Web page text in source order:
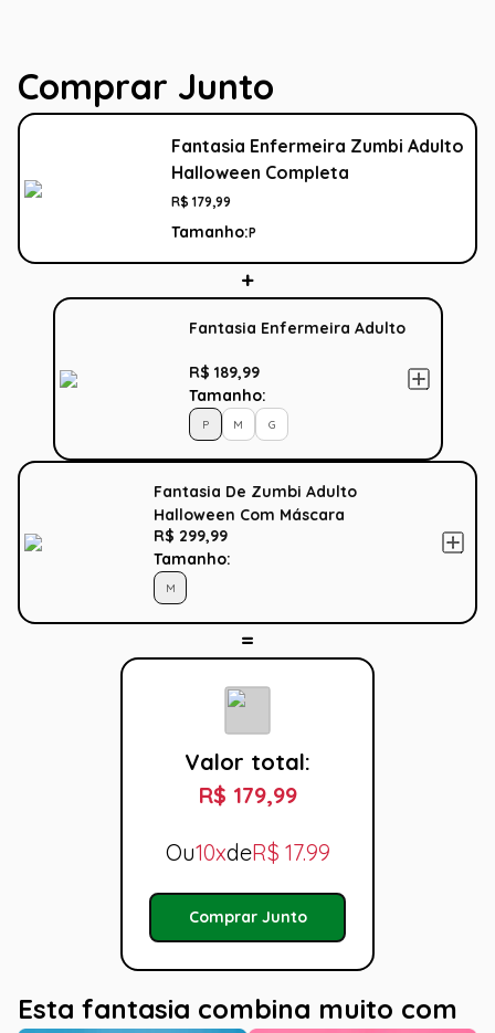
Comprar Junto
Fantasia Enfermeira Zumbi Adulto
Halloween Completa
R$ 179,99
Tamanho:P
Fantasia Enfermeira Adulto
R$ 189,99
Tamanho:
P M G
Fantasia De Zumbi Adulto
Halloween Com Máscara
R$ 299,99
Tamanho:
M
Valor total:
R$ 179,99
Ou10xdeR$ 17.99
Comprar Junto
Esta fantasia combina muito com